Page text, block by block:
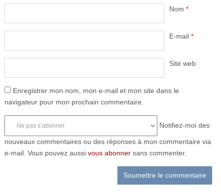
Nom *
E-mail *
Site web
Enregistrer mon nom, mon e-mail et mon site dans le
navigateur pour mon prochain commentaire.
Notifiez-moi des
nouveaux commentaires ou des réponses à mon commentaire via
e-mail. Vous pouvez aussi vous abonnersans commenter.